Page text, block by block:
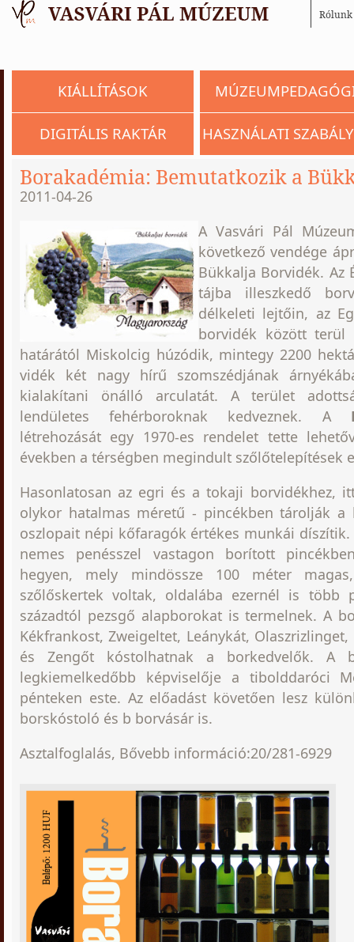
Rólunk
KIÁLLÍTÁSOK
DIGITÁLIS RAKTÁR HASZNÁLATI
Borakadémia: Bemutatkozik a
2011-04-26
A Vasvári Pál
következő vendége
Bükkalja Borvidék. Az
tájba illeszkedő
délkeleti lejtőin, az
borvidék között
határától Miskolcig húzódik, mintegy 2200
vidék két nagy hírű szomszédjának
kialakítani önálló arculatát. A terület
lendületes fehérboroknak kedveznek. A
létrehozását egy 1970-es rendelet tette
években a térségben megindult szőlőtelepítések
Hasonlatosan az egri és a tokaji borvidékhez,
olykor hatalmas méretű - pincékben tárolják a
oszlopait népi kőfaragók értékes munkái
nemes penésszel vastagon borított
hegyen, mely mindössze 100 méter
szőlőskertek voltak, oldalába ezernél is több
századtól pezsgő alapborokat is termelnek. A
Kékfrankost, Zweigeltet, Leánykát,
és Zengőt kóstolhatnak a borkedvelők. A
legkiemelkedőbb képviselője a tibolddaróci
pénteken este. Az előadást követően lesz
borskóstoló és b borvásár is.
Asztalfoglalás, Bővebb információ:20/281-6929